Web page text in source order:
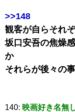
>>148
観客が自らそれ
坂口安吾の焦燥
か
それらが後々の
140: 映画好き名無